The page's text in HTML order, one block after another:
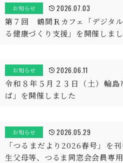
お知らせ 2026.07.03
第７回 鶴間Ｒカフェ「デジタ
る健康づくり支援」を開催しま
お知らせ 2026.06.11
令和８年５月２３日（土）輪
ば」を開催しました
お知らせ 2026.05.29
「つるまだより2026春号」を
生父母等、つるま同窓会会員専用